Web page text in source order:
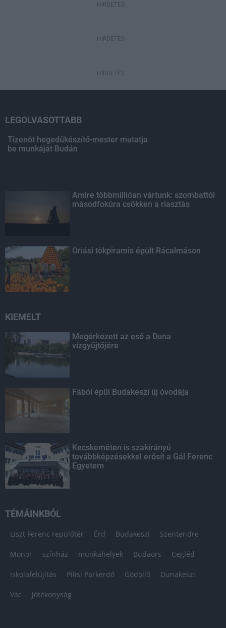
HIRDETÉS
HIRDETÉS
HIRDETÉS
LEGOLVASOTTABB
Tizenöt hegedűkészítő-mester mutatja
be munkáját Budán
Amire többmillióan vártunk: szombattól
másodfokúra csökken a riasztás
Óriási tökpiramis épült Rácalmáson
KIEMELT
Megérkezett az eső a Duna
vízgyűjtőjére
Fából épül Budakeszi új óvodája
Kecskeméten is szakirányú
továbbképzésekkel erősít a Gál Ferenc
Egyetem
TÉMÁINKBÓL
Liszt Ferenc repülőtér Érd Budakeszi Szentendre
Monor színház munkahelyek Budaörs Cegléd
iskolafelújítás Pilisi Parkerdő Gödöllő Dunakeszi
Vác jótékonyság